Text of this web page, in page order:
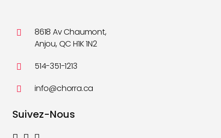
8618 Av Chaumont,
Anjou, QC H1K 1N2
514-351-1213
info@chorra.ca
Suivez-Nous